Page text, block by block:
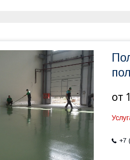
пол
от
+7